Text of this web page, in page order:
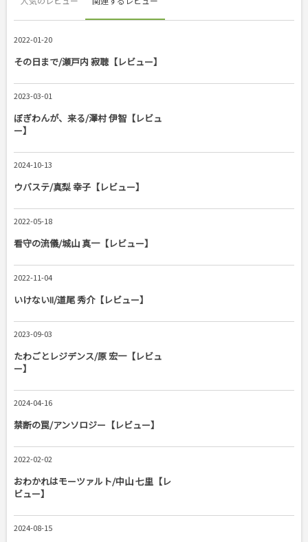
2022-01-20
その日まで/瀬戸内 寂聴【レビュー】
2023-03-01
ぼぎわんが、来る/澤村 伊智【レビュ
ー】
2024-10-13
ウバステ/真梨 幸子【レビュー】
2022-05-18
看守の流儀/城山 真一【レビュー】
2022-11-04
いけないII/道尾 秀介【レビュー】
2023-09-03
たわごとレジデンス/原 宏一【レビュ
ー】
2024-04-16
禁断の罠/アンソロジー【レビュー】
2022-02-02
おわかれはモーツァルト/中山 七里【レ
ビュー】
2024-08-15